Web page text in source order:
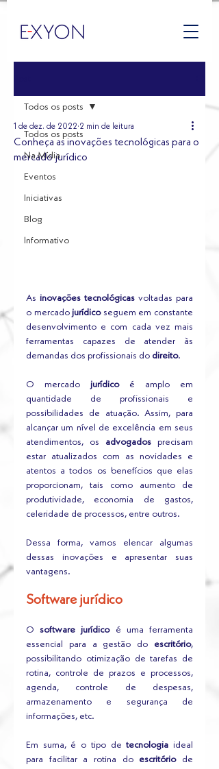
Todos os posts
Na Mídia
Eventos
Iniciativas
Blog
Informativo
Todos os posts
Conheça as inovações tecnológicas para o
mercado jurídico
1 de dez. de 2022 2 min de leitura
As inovações tecnológicas voltadas para
o mercado jurídico seguem em constante
desenvolvimento e com cada vez mais
ferramentas capazes de atender às
demandas dos profissionais do direito.
O mercado jurídico é amplo em
quantidade de profissionais e
possibilidades de atuação. Assim, para
alcançar um nível de excelência em seus
atendimentos, os advogados precisam
estar atualizados com as novidades e
atentos a todos os benefícios que elas
proporcionam, tais como aumento de
produtividade, economia de gastos,
celeridade de processos, entre outros.
Dessa forma, vamos elencar algumas
dessas inovações e apresentar suas
vantagens.
Software jurídico
O software jurídico é uma ferramenta
essencial para a gestão do escritório,
possibilitando otimização de tarefas de
rotina, controle de prazos e processos,
agenda, controle de despesas,
armazenamento e segurança de
informações, etc.
Em suma, é o tipo de tecnologia ideal
para facilitar a rotina do escritório